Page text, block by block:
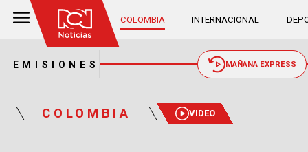
COLOMBIA INTERNACIONAL
EMISIONES MAÑANA EXPRESS
COLOMBIA VIDEO